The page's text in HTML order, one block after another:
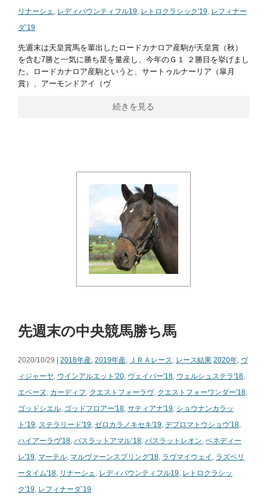
リナーシェ, レディバウンティフル19, レトロクラシック'19, レフィナー
ダ’19
先週末は天皇賞馬を輩出したロードカナロア産駒が天皇賞（秋）
を含む7勝と一気に勝ち星を量産し、今年のＧ１ ２勝目を挙げまし
た。ロードカナロア産駒というと、サートゥルナーリア（皐月
賞）、アーモンドアイ（ヴ
続きを見る
先週末の中央競馬勝ち馬
2020/10/29 | 2018年産, 2019年産, ＪＲＡレース, レース結果 2020年, ヴ
ィジャーヤ, ウインアルエット'20, ヴェイパー'18, ウェルシュステラ'18,
エベーヌ , カーディフ, クエストフォーラヴ, クエストフォーワンダー'18,
ゴッドシエル, ゴッドフロアー'18, サティアナ'19, ショウナンカラッ
ト’19, ステラリード'19, ゼロカラノキセキ'19, デプロマトウショウ'18,
ハイアーラヴ'18, バスラットアマル’18, バスラットレオン, ベネディー
レ'19, マーテル, マルヴァーンスプリング'18, ラヴマイウェイ , ラズベリ
ータイム'18, リナーシェ, レディバウンティフル19, レトロクラシッ
ク'19, レフィナーダ’19